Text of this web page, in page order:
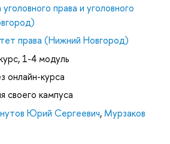
права и уголовного
права (Нижний Новгород)
1-4 модуль
онлайн-курса
своего кампуса
Юрий Сергеевич, Мурзаков